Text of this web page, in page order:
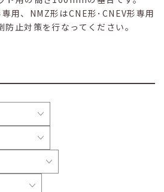
用、NMZ形はCNE形･CNEV形専用
止対策を行なってください。